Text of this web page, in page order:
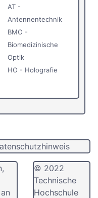
AT -
Antennentechnik
BMO -
Biomedizinische
Optik
HO - Holografie
© 2022
Technische
Hochschule